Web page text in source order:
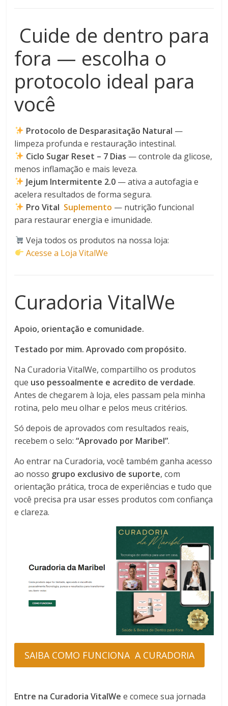
Cuide de dentro para
fora — escolha o
protocolo ideal para
você
Protocolo de Desparasitação Natural —
limpeza profunda e restauração intestinal.
Ciclo Sugar Reset – 7 Dias — controle da glicose,
menos inflamação e mais leveza.
Jejum Intermitente 2.0— ativa a autofagia e
acelera resultados de forma segura.
Pro Vital Suplemento — nutrição funcional
para restaurar energia e imunidade.
Veja todos os produtos na nossa loja:
Acesse a Loja VitalWe
Curadoria VitalWe
Apoio, orientação e comunidade.
Testado por mim. Aprovado com propósito.
Na Curadoria VitalWe, compartilho os produtos
que uso pessoalmente e acredito de verdade.
Antes de chegarem à loja, eles passam pela minha
rotina, pelo meu olhar e pelos meus critérios.
Só depois de aprovados com resultados reais,
recebem o selo:“Aprovado por Maribel”.
Ao entrar na Curadoria, você também ganha acesso
ao nosso grupo exclusivo de suporte, com
orientação prática, troca de experiências e tudo que
você precisa pra usar esses produtos com confiança
e clareza.
SAIBA COMO FUNCIONA A CURADORIA
Entre na Curadoria VitalWe e comece sua jornada